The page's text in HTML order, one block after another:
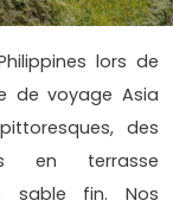
lors de
de voyage Asia
des
en terrasse
sable fin. Nos